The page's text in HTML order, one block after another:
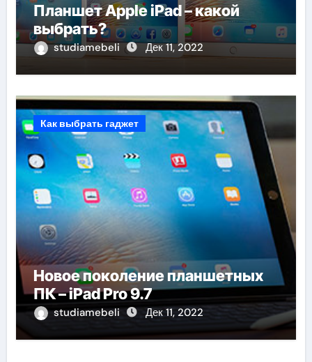
Планшет Apple iPad – какой
выбрать?
studiamebeli Дек 11, 2022
Как выбрать гаджет
Новое поколение планшетных
ПК – iPad Pro 9.7
studiamebeli Дек 11, 2022